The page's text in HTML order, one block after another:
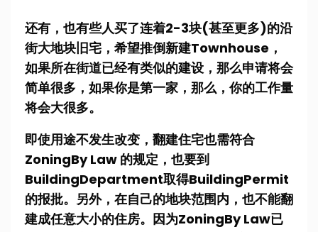
还有，也有些人买了连着2-3块(甚至更多)的沿
街大地块旧宅，希望推倒新建Townhouse，
如果所在街道已经有类似的建设，那么申请将会
简单很多，如果你是第一家，那么，你的工作量
将会大很多。
即使用途不发生改变，翻建住宅也需符合
ZoningBy Law 的规定，也要到
BuildingDepartment取得BuildingPermit
的报批。另外，在自己的地块范围内，也不能翻
建成任意大小的住房。因为ZoningBy Law已